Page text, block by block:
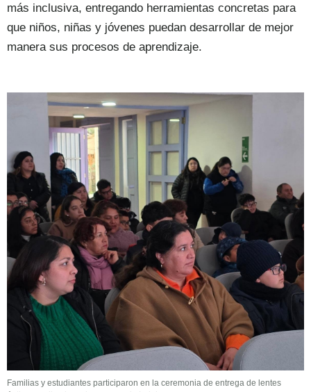
más inclusiva, entregando herramientas concretas para
que niños, niñas y jóvenes puedan desarrollar de mejor
manera sus procesos de aprendizaje.
Familias y estudiantes participaron en la ceremonia de entrega de lentes